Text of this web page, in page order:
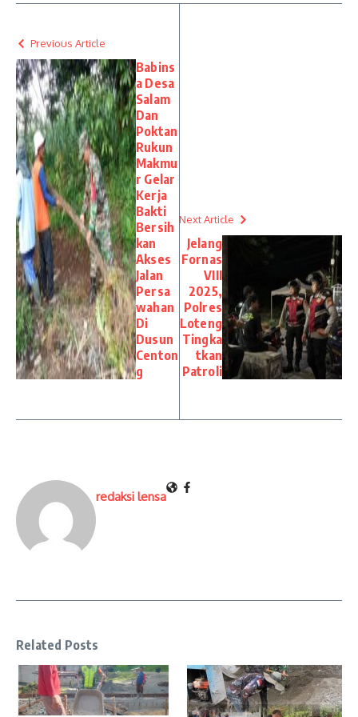
Previous Article
Babins
a Desa
Salam
Dan
Poktan
Rukun
Makmu
r Gelar
Kerja
Bakti
Bersih
kan
Akses
Jalan
Persa
wahan
Di
Dusun
Centon
g
Next Article
Jelang
Fornas
VIII
2025,
Polres
Loteng
Tingka
tkan
Patroli
redaksi lensa
Related Posts